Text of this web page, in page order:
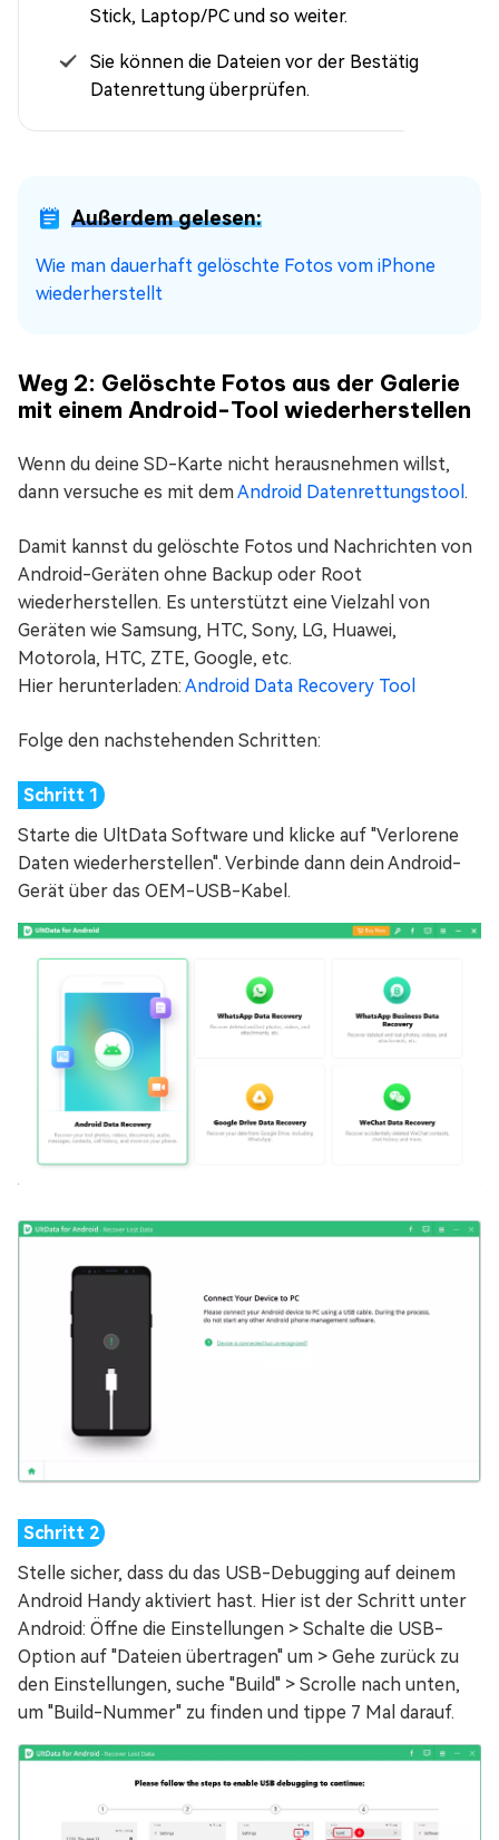
Stick, Laptop/PC und so weiter.
Sie können die Dateien vor der Bestätigung der
Datenrettung überprüfen.
Außerdem gelesen:
Wie man dauerhaft gelöschte Fotos vom iPhone
wiederherstellt
Weg 2: Gelöschte Fotos aus der Galerie
mit einem Android-Tool wiederherstellen
Wenn du deine SD-Karte nicht herausnehmen willst,
dann versuche es mit demAndroid Datenrettungstool .
Damit kannst du gelöschte Fotos und Nachrichten von
Android-Geräten ohne Backup oder Root
wiederherstellen. Es unterstützt eine Vielzahl von
Geräten wie Samsung, HTC, Sony, LG, Huawei,
Motorola, HTC, ZTE, Google, etc.
Hier herunterladen: Android Data Recovery Tool
Folge den nachstehenden Schritten:
Starte die UltData Software und klicke auf "Verlorene
Daten wiederherstellen". Verbinde dann dein Android-
Gerät über das OEM-USB-Kabel.
Stelle sicher, dass du das USB-Debugging auf deinem
Android Handy aktiviert hast. Hier ist der Schritt unter
Android: Öffne die Einstellungen > Schalte die USB-
Option auf "Dateien übertragen" um > Gehe zurück zu
den Einstellungen, suche "Build" > Scrolle nach unten,
um "Build-Nummer" zu finden und tippe 7 Mal darauf.